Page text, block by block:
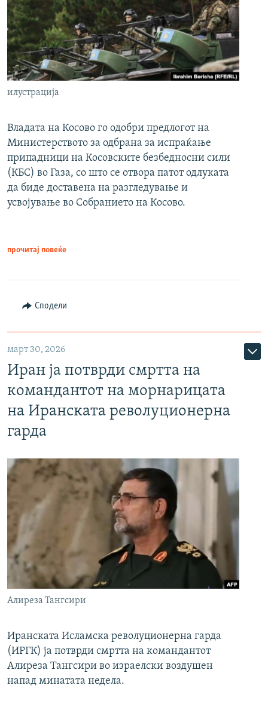
илустрација
Владата на Косово го одобри предлогот на
Министерството за одбрана за испраќање
припадници на Косовските безбедносни сили
(КБС) во Газа, со што се отвора патот одлуката
да биде доставена на разгледување и
усвојување во Собранието на Косово.
прочитај повеќе
Сподели
март 30, 2026
Иран ја потврди смртта на
командантот на морнарицата
на Иранската револуционерна
гарда
Алиреза Тангсири
Иранската Исламска револуционерна гарда
(ИРГК) ја потврди смртта на командантот
Алиреза Тангсири во израелски воздушен
напад минатата недела.